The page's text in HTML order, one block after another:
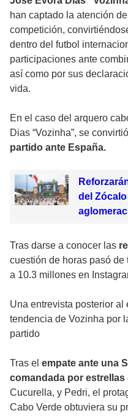
han captado la atención
competición,
dentro del futbol
participaciones ante
así como por sus
vida.
En el caso del arquero
Dias “Vozinha”, se
partido ante España.
del
Tras darse a conocer las
cuestión de horas pasó
a 10.3 millones en
Una entrevista posterior al
tendencia de Vozinha por
partido
Tras el empate ante una
comandada por estrellas
Cucurella, y Pedri, el
Cabo Verde obtuviera su